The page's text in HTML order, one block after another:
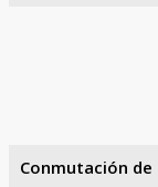
Conmutación de